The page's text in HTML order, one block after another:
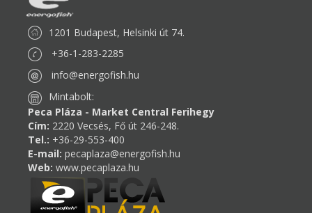
1201 Budapest, Helsinki út 74.
+36-1-283-2285
info@energofish.hu
Mintabolt:
Peca Pláza - Market Central Ferihegy
Cím: 2220 Vecsés, Fő út 246-248.
Tel.: +36-29-553-400
E-mail: pecaplaza@energofish.hu
Web: www.pecaplaza.hu